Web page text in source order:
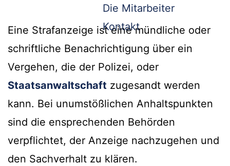
Die Mitarbeiter
Kontakt
Eine Strafanzeige ist eine mündliche oder
schriftliche Benachrichtigung über ein
Vergehen, die der Polizei, oder
Staatsanwaltschaft zugesandt werden
kann. Bei unumstößlichen Anhaltspunkten
sind die ensprechenden Behörden
verpflichtet, der Anzeige nachzugehen und
den Sachverhalt zu klären.